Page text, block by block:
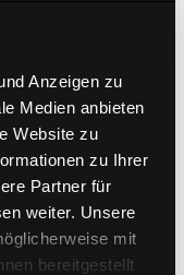
Anzeigen zu
Medien anbieten
Website zu
zu Ihrer
Partner für
weiter. Unsere
mit
bereitgestellt